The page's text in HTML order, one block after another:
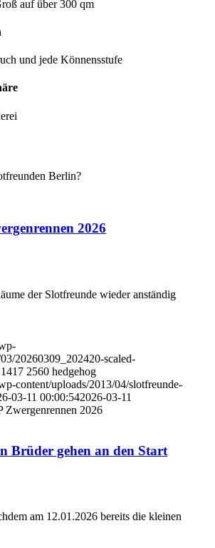
auf über 300 qm
und jede Könnensstufe
Berlin?
2026
der Slotfreunde wieder anständig
20260309_202420-scaled-
1417 2560 hedgehog
content/uploads/2013/04/slotfreunde-
03-11 00:00:542026-03-11
Zwergenrennen 2026
Brüder gehen an den Start
am 12.01.2026 bereits die kleinen